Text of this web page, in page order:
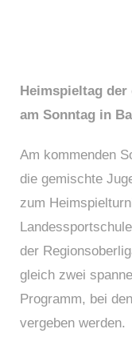
Heimspieltag
am Sonntag in
Am kommenden
die gemischte
zum
der
gleich zwei
Programm, bei
vergeben werden.